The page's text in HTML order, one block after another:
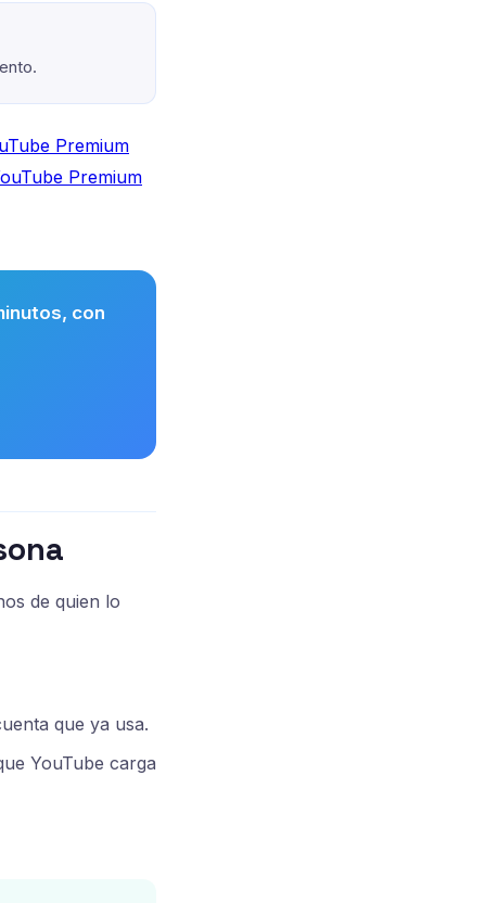
Premium
Premium
con
de quien lo
que ya usa.
YouTube carga